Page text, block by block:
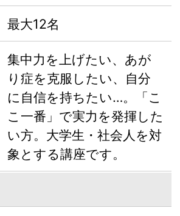
最大12名
集中力を上げたい、あが
り症を克服したい、自分
に自信を持ちたい…。「こ
こ一番」で実力を発揮した
い方。大学生・社会人を対
象とする講座です。